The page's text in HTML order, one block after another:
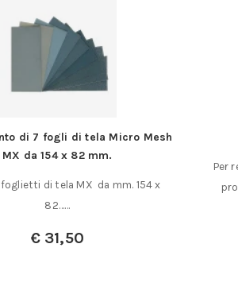
Ricalcatore per lamiera SSG 12
Per realizzare cerchioni, serramenti, grondaie o
profili sportello di auto vetture classiche……